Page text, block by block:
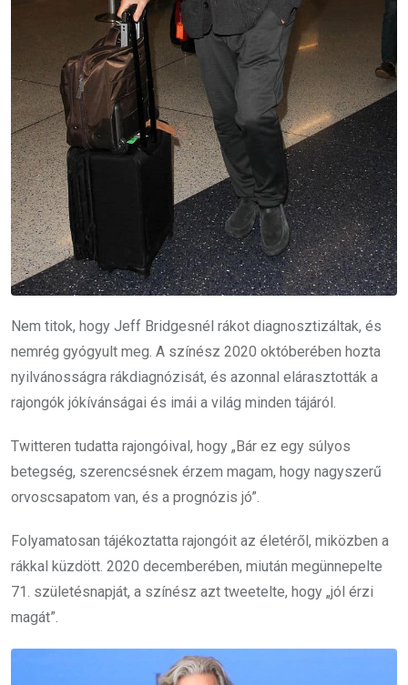
Nem titok, hogy Jeff Bridgesnél rákot diagnosztizáltak, és
nemrég gyógyult meg. A színész 2020 októberében hozta
nyilvánosságra rákdiagnózisát, és azonnal elárasztották a
rajongók jókívánságai és imái a világ minden tájáról.
Twitteren tudatta rajongóival, hogy „Bár ez egy súlyos
betegség, szerencsésnek érzem magam, hogy nagyszerű
orvoscsapatom van, és a prognózis jó”.
Folyamatosan tájékoztatta rajongóit az életéről, miközben a
rákkal küzdött. 2020 decemberében, miután megünnepelte
71. születésnapját, a színész azt tweetelte, hogy „jól érzi
magát”.